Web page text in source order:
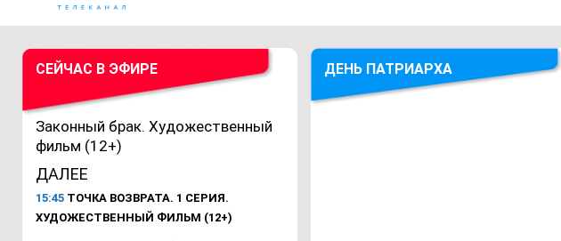
СЕЙЧАС В ЭФИРЕ
Законный брак. Художественный
фильм (12+)
ДАЛЕЕ
15:45 ТОЧКА ВОЗВРАТА. 1 СЕРИЯ.
ХУДОЖЕСТВЕННЫЙ ФИЛЬМ (12+)
ДЕНЬ ПАТРИАРХА